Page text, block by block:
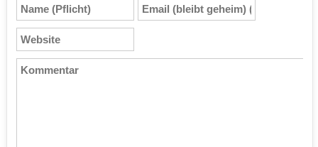
Name
(Pflicht)
Email
(bleibt
Website
Kommentar